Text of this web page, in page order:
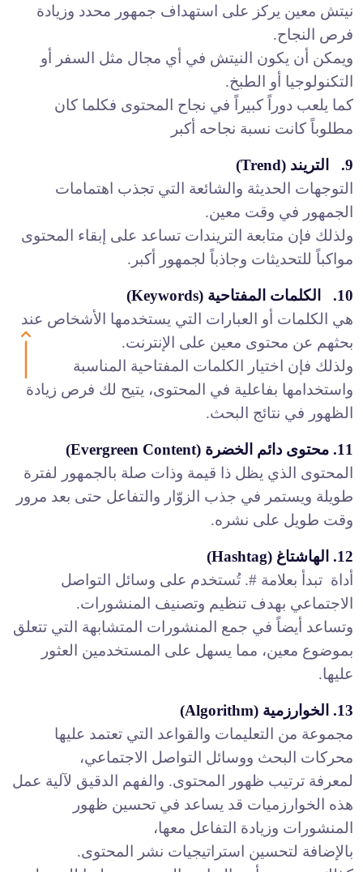
نيتش معين يركز على استهداف جمهور محدد وزيادة
فرص النجاح.
ويمكن أن يكون النيتش في أي مجال مثل السفر أو
التكنولوجيا أو الطبخ.
كما يلعب دوراً كبيراً في نجاح المحتوى فكلما كان
مطلوباً كانت نسبة نجاحه أكبر
9. التريند (Trend)
التوجهات الحديثة والشائعة التي تجذب اهتمامات
الجمهور في وقت معين.
ولذلك فإن متابعة التريندات تساعد على إبقاء المحتوى
مواكباً للتحديثات وجاذباً لجمهور أكبر.
10. الكلمات المفتاحية (Keywords)
هي الكلمات أو العبارات التي يستخدمها الأشخاص عند
بحثهم عن محتوى معين على الإنترنت.
ولذلك فإن اختيار الكلمات المفتاحية المناسبة
واستخدامها بفاعلية في المحتوى، يتيح لك فرص زيادة
الظهور في نتائج البحث.
11. محتوى دائم الخضرة (Evergreen Content)
المحتوى الذي يظل ذا قيمة وذات صلة بالجمهور لفترة
طويلة ويستمر في جذب الزوّار والتفاعل حتى بعد مرور
وقت طويل على نشره.
12. الهاشتاغ (Hashtag)
أداة تبدأ بعلامة #. تُستخدم على وسائل التواصل
الاجتماعي بهدف تنظيم وتصنيف المنشورات.
وتساعد أيضاً في جمع المنشورات المتشابهة التي تتعلق
بموضوع معين، مما يسهل على المستخدمين العثور
عليها.
13. الخوارزمية (Algorithm)
مجموعة من التعليمات والقواعد التي تعتمد عليها
محركات البحث ووسائل التواصل الاجتماعي،
لمعرفة ترتيب ظهور المحتوى. والفهم الدقيق لآلية عمل
هذه الخوارزميات قد يساعد في تحسين ظهور
المنشورات وزيادة التفاعل معها،
بالإضافة لتحسين استراتيجيات نشر المحتوى.